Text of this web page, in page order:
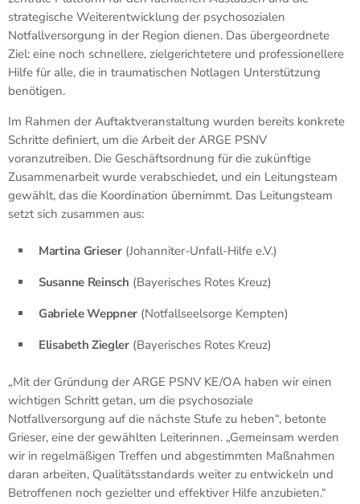
strategische Weiterentwicklung der psychosozialen
Notfallversorgung in der Region dienen. Das übergeordnete
Ziel: eine noch schnellere, zielgerichtetere und professionellere
Hilfe für alle, die in traumatischen Notlagen Unterstützung
benötigen.
Im Rahmen der Auftaktveranstaltung wurden bereits konkrete
Schritte definiert, um die Arbeit der ARGE PSNV
voranzutreiben. Die Geschäftsordnung für die zukünftige
Zusammenarbeit wurde verabschiedet, und ein Leitungsteam
gewählt, das die Koordination übernimmt. Das Leitungsteam
setzt sich zusammen aus:
Martina Grieser(Johanniter-Unfall-Hilfe e.V.)
Susanne Reinsch (Bayerisches Rotes Kreuz)
Gabriele Weppner (Notfallseelsorge Kempten)
Elisabeth Ziegler(Bayerisches Rotes Kreuz)
„Mit der Gründung der ARGE PSNV KE/OA haben wir einen
wichtigen Schritt getan, um die psychosoziale
Notfallversorgung auf die nächste Stufe zu heben“, betonte
Grieser, eine der gewählten Leiterinnen. „Gemeinsam werden
wir in regelmäßigen Treffen und abgestimmten Maßnahmen
daran arbeiten, Qualitätsstandards weiter zu entwickeln und
Betroffenen noch gezielter und effektiver Hilfe anzubieten.“